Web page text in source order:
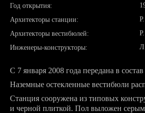
Год открытия:
Архитекторы станции:
Архитекторы вестибюлей:
Инженеры-конструкторы:
С 7 января 2008 года передана в
Наземные остекленные вестибюли
Станция сооружена из типовых
и черной плиткой. Пол выложен